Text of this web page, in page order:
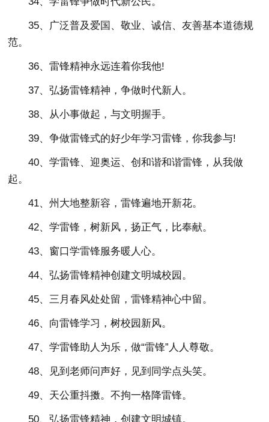
35、广泛普及爱国、敬业、诚信、友善基本道德规
范。
36、雷锋精神永远连着你我他!
37、弘扬雷锋精神，争做时代新人。
38、从小事做起，与文明握手。
39、争做雷锋式的好少年学习雷锋，你我参与!
40、学雷锋、迎奥运、创和谐和谐雷锋，从我做
起。
41、州大地整新容，雷锋遍地开新花。
42、学雷锋，树新风，扬正气，比奉献。
43、窗口学雷锋服务暖人心。
44、弘扬雷锋精神创建文明城校园。
45、三月春风处处留，雷锋精神心中留。
46、向雷锋学习，树校园新风。
47、学雷锋助人为乐，做“雷锋”人人尊敬。
48、见到老师问声好，见到同学点头笑。
49、天公重抖擞。不拘一格降雷锋。
50、弘扬雷锋精神，创建文明城镇。